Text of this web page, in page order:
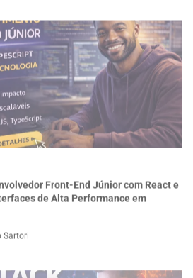
Front-End Júnior com React e
de Alta Performance em